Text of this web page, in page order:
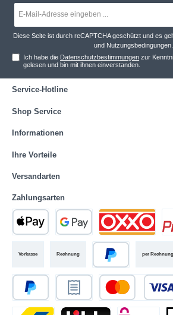
Diese Seite ist durch reCAPTCHA geschützt und es
und Nutzungsbedingungen.
Ich habe die Datenschutzbestimmungen zur
gelesen und bin mit ihnen einverstanden.
Service-Hotline
Shop Service
Informationen
Ihre Vorteile
Versandarten
Zahlungsarten
per Rechnung
Vorkasse Rechnung